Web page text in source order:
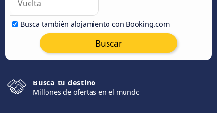
Busca también alojamiento con Booking.com
Buscar
Busca tu destino
Millones de ofertas en el mundo